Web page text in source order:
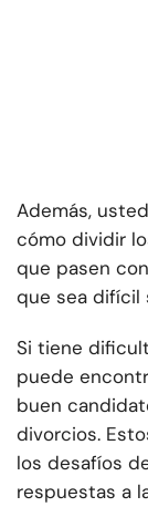
Además,
cómo dividir
que pasen
que sea difícil
Si tiene
puede
buen
divorcios.
los desafíos
respuestas a